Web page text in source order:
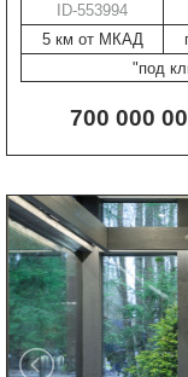
ID-553994
5 км от МКАД
"под
700 000